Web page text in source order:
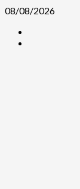
Skip
content
08/08/2026